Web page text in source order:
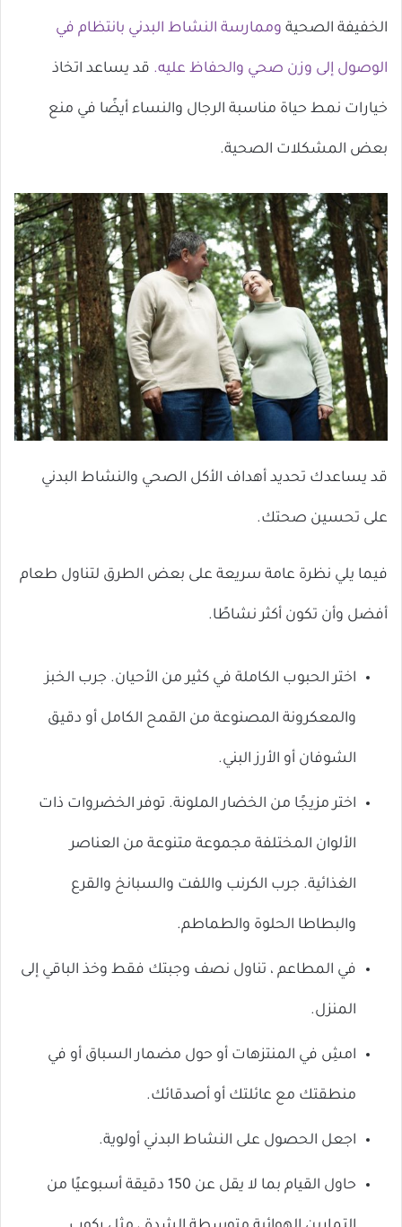
الخفيفة الصحية وممارسة النشاط البدني بانتظام في
الوصول إلى وزن صحي والحفاظ عليه. قد يساعد اتخاذ
خيارات نمط حياة مناسبة الرجال والنساء أيضًا في منع
بعض المشكلات الصحية.
قد يساعدك تحديد أهداف الأكل الصحي والنشاط البدني
على تحسين صحتك.
فيما يلي نظرة عامة سريعة على بعض الطرق لتناول طعام
أفضل وأن تكون أكثر نشاطًا.
اختر الحبوب الكاملة في كثير من الأحيان. جرب الخبز
والمعكرونة المصنوعة من القمح الكامل أو دقيق
الشوفان أو الأرز البني.
اختر مزيجًا من الخضار الملونة. توفر الخضروات ذات
الألوان المختلفة مجموعة متنوعة من العناصر
الغذائية. جرب الكرنب واللفت والسبانخ والقرع
والبطاطا الحلوة والطماطم.
في المطاعم ، تناول نصف وجبتك فقط وخذ الباقي إلى
المنزل.
امشِ في المنتزهات أو حول مضمار السباق أو في
منطقتك مع عائلتك أو أصدقائك.
اجعل الحصول على النشاط البدني أولوية.
حاول القيام بما لا يقل عن 150 دقيقة أسبوعيًا من